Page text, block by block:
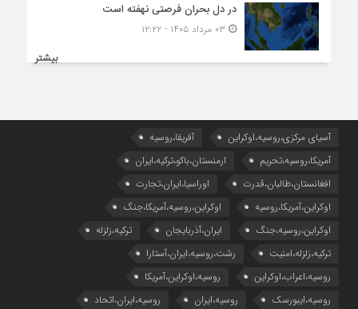
در دل بحران فرصتی نهفته است
بیشتر
آسیای مرکزی،روسیه،اوکراین
آفریقا،روسیه
آمریکا،روسیه،تحریم
ارمنستان،باکو،ترکیه،ایران
افغانستان،طالبان،قدرت
اوراسیا،ایران،تجارت
اوکراین،آمریکا،روسیه
اوکراین،روسیه،آمریکا،جنگ
اوکراین،روسیه،جنگ
ایران،آذربایجان
ترکیه،زلزله
ترکیه،زلزله،امنیت
رشت،روسیه،ایران،آستارا
روسیه،اعراب،اوکراین
روسیه،اوکراین،آمریکا
روسیه،ایبورسک
روسیه،ایران
روسیه،ایران،اتحاد